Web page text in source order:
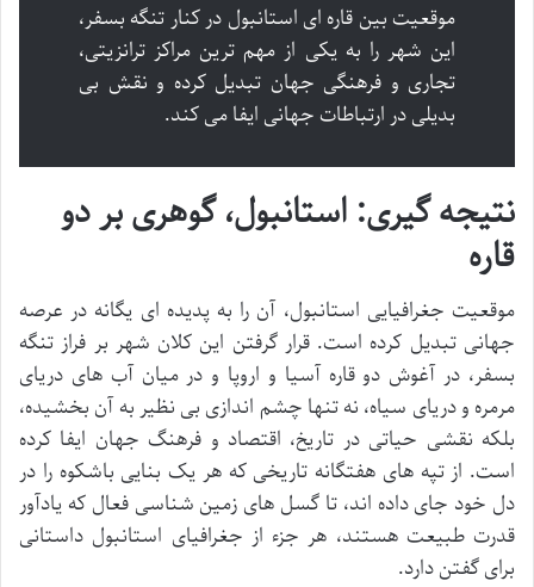
موقعیت بین قاره ای استانبول در کنار تنگه بسفر،
این شهر را به یکی از مهم ترین مراکز ترانزیتی،
تجاری و فرهنگی جهان تبدیل کرده و نقش بی
بدیلی در ارتباطات جهانی ایفا می کند.
نتیجه گیری: استانبول، گوهری بر دو
قاره
موقعیت جغرافیایی استانبول، آن را به پدیده ای یگانه در عرصه
جهانی تبدیل کرده است. قرار گرفتن این کلان شهر بر فراز تنگه
بسفر، در آغوش دو قاره آسیا و اروپا و در میان آب های دریای
مرمره و دریای سیاه، نه تنها چشم اندازی بی نظیر به آن بخشیده،
بلکه نقشی حیاتی در تاریخ، اقتصاد و فرهنگ جهان ایفا کرده
است. از تپه های هفتگانه تاریخی که هر یک بنایی باشکوه را در
دل خود جای داده اند، تا گسل های زمین شناسی فعال که یادآور
قدرت طبیعت هستند، هر جزء از جغرافیای استانبول داستانی
برای گفتن دارد.